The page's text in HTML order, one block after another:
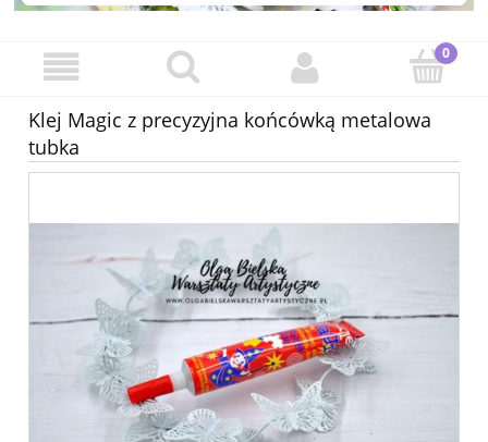
Klej Magic z precyzyjna końcówką metalowa
tubka